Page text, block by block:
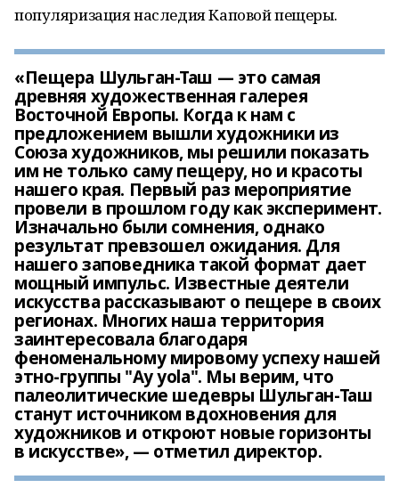
популяризация наследия Каповой пещеры.
«Пещера Шульган-Таш — это самая
древняя художественная галерея
Восточной Европы. Когда к нам с
предложением вышли художники из
Союза художников, мы решили показать
им не только саму пещеру, но и красоты
нашего края. Первый раз мероприятие
провели в прошлом году как эксперимент.
Изначально были сомнения, однако
результат превзошел ожидания. Для
нашего заповедника такой формат дает
мощный импульс. Известные деятели
искусства рассказывают о пещере в своих
регионах. Многих наша территория
заинтересовала благодаря
феноменальному мировому успеху нашей
этно-группы "Ay yola". Мы верим, что
палеолитические шедевры Шульган-Таш
станут источником вдохновения для
художников и откроют новые горизонты
в искусстве», — отметил директор.